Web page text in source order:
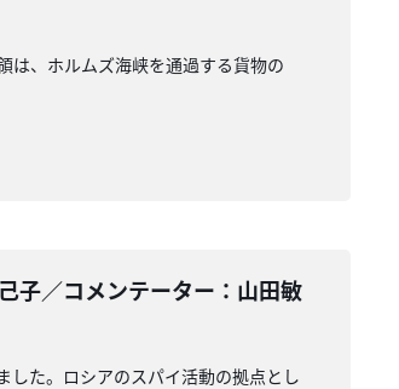
は、ホルムズ海峡を通過する貨物の
子／コメンテーター：山田敏
した。ロシアのスパイ活動の拠点とし